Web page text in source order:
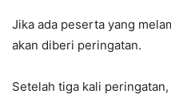
Jika ada peserta yang
akan diberi peringatan.
Setelah tiga kali